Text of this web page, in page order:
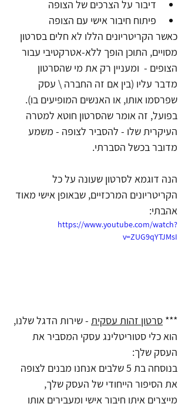
דיבור על הצרכים של הצופה
פיתוח חיבור אישי עם הצופה
כאשר הקריטריונים הללו לא חלים בסרטון
מסויים, התוכן הופך ללא-אטרקטיבי עבור
הצופים -  ומעניין רק את מי שהסרטון
מדבר עליו (בין אם זה החברה \ עסק
שפרסמו אותו, או האנשים המופיעים בו).
בפועל, זה אומר שהסרטון חוטא למטרה
העיקרית שלו - להסביר לצופה - משמע
מדובר בכשל הסברתי.
הנה דוגמא לסרטון שעונה על כל
הקריטריונים המרכזיים, שבאופן אישי מאוד
אהבתי:
https://www.youtube.com/watch?
v=ZUG9qYTJMsI
*** סרטון זהות עסקית - שירות הדגל שלנו,
הוא כלי סטוריטלינג עסקי המסביר את
העסק שלך:
בנוסחה בת 5 שלבים אנחנו מבנים לצופה
את הסיפור הייחודי של העסק שלך,
מייצרים איתו חיבור אישי ומעבירים אותו